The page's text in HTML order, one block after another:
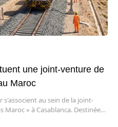
une joint-venture de
Maroc
s'associent au sein de la joint-
Maroc » à Casablanca. Destinée…